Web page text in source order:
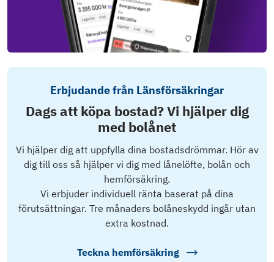
Erbjudande från Länsförsäkringar
Dags att köpa bostad? Vi hjälper dig
med bolånet
Vi hjälper dig att uppfylla dina bostadsdrömmar. Hör av
dig till oss så hjälper vi dig med lånelöfte, bolån och
hemförsäkring.
Vi erbjuder individuell ränta baserat på dina
förutsättningar. Tre månaders bolåneskydd ingår utan
extra kostnad.
Teckna hemförsäkring